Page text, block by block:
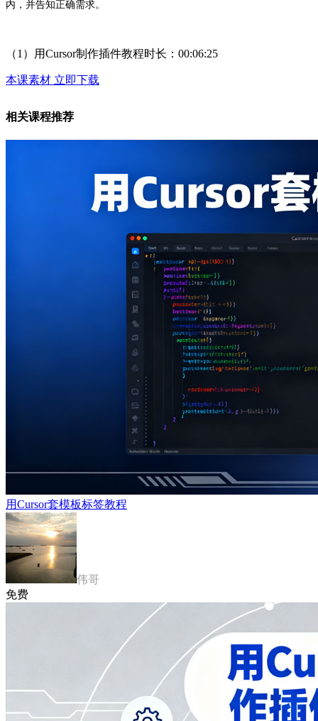
内，并告知正确需求。
（1）用Cursor制作插件教程时长：00:06:25
本课素材 立即下载
相关课程推荐
用Cursor套模板标签教程
伟哥
免费